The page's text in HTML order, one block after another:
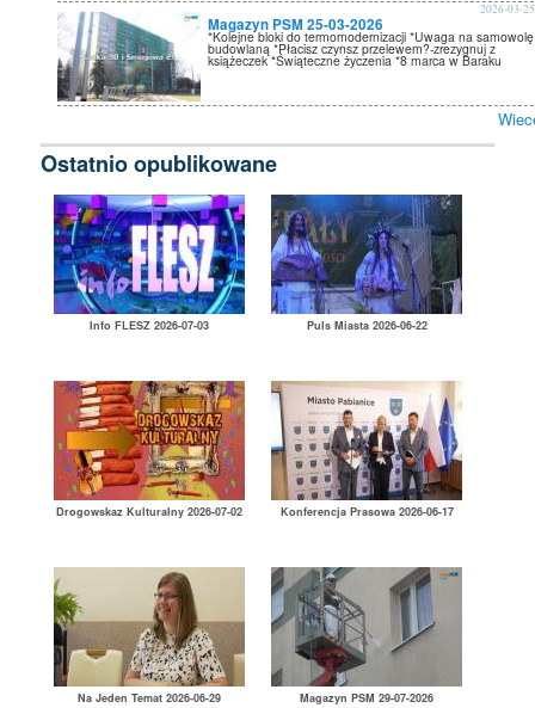
Magazyn PSM 25-03-2026
2026-03-25
*Kolejne bloki do termomodernizacji *Uwaga na samowolę
budowlaną *Płacisz czynsz przelewem?-zrezygnuj z
książeczek *Świąteczne życzenia *8 marca w Baraku
Ostatnio opublikowane
Info FLESZ 2026-07-03 Puls Miasta 2026-06-22
Drogowskaz Kulturalny 2026-07-02 Konferencja Prasowa 2026-06-17
Na Jeden Temat 2026-06-29 Magazyn PSM 29-07-2026